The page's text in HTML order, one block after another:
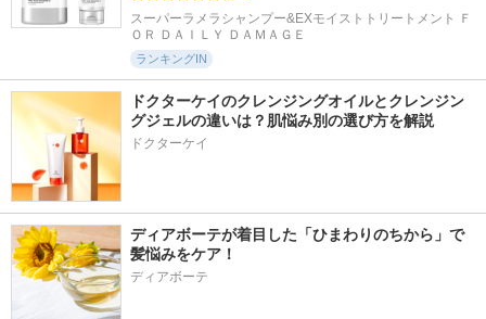
スーパーラメラシャンプー&EXモイストトリートメント Ｆ
ＯＲ ＤＡＩＬＹ ＤＡＭＡＧＥ
ランキングIN
ドクターケイのクレンジングオイルとクレンジン
グジェルの違いは？肌悩み別の選び方を解説
ドクターケイ
ディアボーテが着目した「ひまわりのちから」で
髪悩みをケア！
ディアボーテ